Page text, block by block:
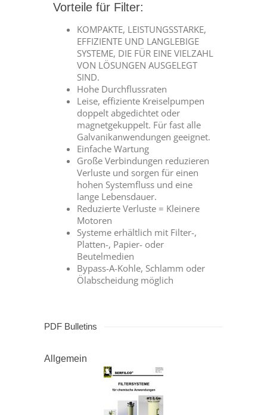
Vorteile für Filter:
KOMPAKTE, LEISTUNGSSTARKE,
EFFIZIENTE UND LANGLEBIGE
SYSTEME, DIE FÜR EINE VIELZAHL
VON LÖSUNGEN AUSGELEGT
SIND.
Hohe Durchflussraten
Leise, effiziente Kreiselpumpen
doppelt abgedichtet oder
magnetgekuppelt. Für fast alle
Galvanikanwendungen geeignet.
Einfache Wartung
Große Verbindungen reduzieren
Verluste und sorgen für einen
hohen Systemfluss und eine
lange Lebensdauer.
Reduzierte Verluste = Kleinere
Motoren
Systeme erhältlich mit Filter-,
Platten-, Papier- oder
Beutelmedien
Bypass-A-Kohle, Schlamm oder
Ölabscheidung möglich
PDF Bulletins
Allgemein